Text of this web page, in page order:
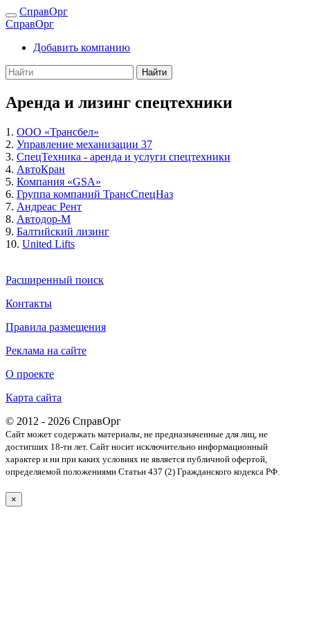
СправОрг
СправОрг
Добавить компанию
Найти
Аренда и лизинг спецтехники
1. ООО «Трансбел»
2. Управление механизации 37
3. СпецТехника - аренда и услуги спецтехники
4. АвтоКран
5. Компания «GSA»
6. Группа компаний ТрансСпецНаз
7. Андреас Рент
8. Автодор-М
9. Балтийский лизинг
10. United Lifts
Расширенный поиск
Контакты
Правила размещения
Реклама на сайте
О проекте
Карта сайта
© 2012 - 2026 СправОрг
Сайт может содержать материалы, не предназначенные для лиц, не
достигших 18-ти лет. Cайт носит исключительно информационный
характер и ни при каких условиях не является публичной офертой,
определяемой положениями Статьи 437 (2) Гражданского кодекса РФ.
×